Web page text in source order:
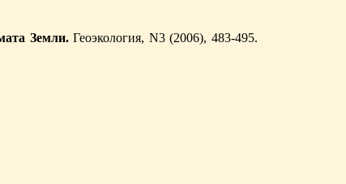
Земли.Геоэкология, N3 (2006), 483-495.